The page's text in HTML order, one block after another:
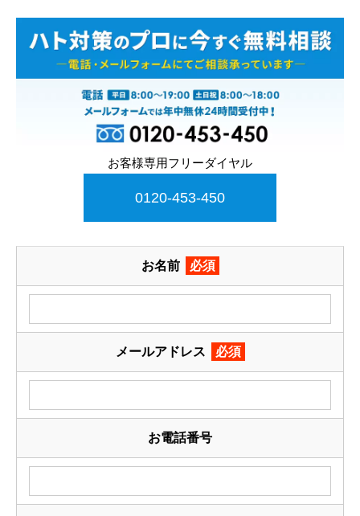
お客様専用フリーダイヤル
0120-453-450
お名前 必須
メールアドレス 必須
お電話番号